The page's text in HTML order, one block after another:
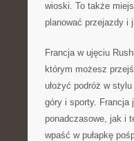
wioski. To także
planować przejazdy i
Francja w ujęciu
którym możesz
ułożyć podróż w
góry i sporty. Francja
ponadczasowe, jak i
wpaść w pułapkę